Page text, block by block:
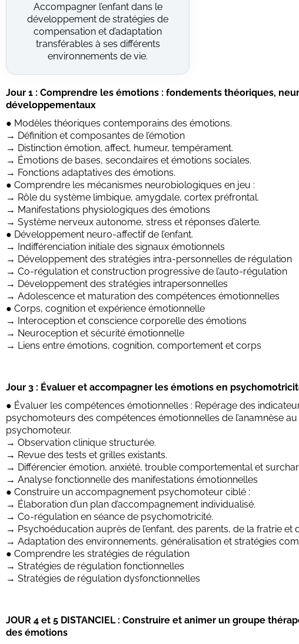
Accompagner l’enfant dans le
développement de stratégies de
compensation et d’adaptation
transférables à ses différents
environnements de vie.
Jour 1 : Comprendre les émotions : fondements théoriques,
développementaux
● Modèles théoriques contemporains des émotions.
→ Définition et composantes de l’émotion
→ Distinction émotion, affect, humeur, tempérament.
→ Émotions de bases, secondaires et émotions sociales.
→ Fonctions adaptatives des émotions.
● Comprendre les mécanismes neurobiologiques en jeu :
→ Rôle du système limbique, amygdale, cortex préfrontal.
→ Manifestations physiologiques des émotions
→ Système nerveux autonome, stress et réponses d’alerte.
● Développement neuro-affectif de l’enfant.
→ Indifférenciation initiale des signaux émotionnels
→ Développement des stratégies intra-personnelles de régulation
→ Co-régulation et construction progressive de l’auto-régulation
→ Développement des stratégies intrapersonnelles
→ Adolescence et maturation des compétences émotionnelles
● Corps, cognition et expérience émotionnelle
→ Interoception et conscience corporelle des émotions
→ Neuroception et sécurité émotionnelle
→ Liens entre émotions, cognition, comportement et corps
Jour 3 : Évaluer et accompagner les émotions en
● Évaluer les compétences émotionnelles : Repérage des
psychomoteurs des compétences émotionnelles de l’anamnèse
psychomoteur.
→ Observation clinique structurée.
→ Revue des tests et grilles existants.
→ Différencier émotion, anxiété, trouble comportemental et
→ Analyse fonctionnelle des manifestations émotionnelles
● Construire un accompagnement psychomoteur ciblé :
→ Élaboration d’un plan d’accompagnement individualisé.
→ Co-régulation en séance de psychomotricité.
→ Psychoéducation auprès de l’enfant, des parents, de la fratrie et
→ Adaptation des environnements, généralisation et stratégies
● Comprendre les stratégies de régulation
→ Stratégies de régulation fonctionnelles
→ Stratégies de régulation dysfonctionnelles
JOUR 4 et 5 DISTANCIEL : Construire et animer un groupe
des émotions